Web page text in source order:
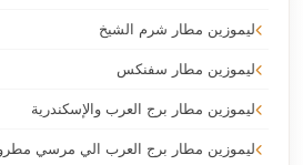
ليموزين مطار شرم الشيخ
ليموزين مطار سفنكس
ليموزين مطار برج العرب والإسكندرية
ليموزين مطار برج العرب الي مرسي مطروح